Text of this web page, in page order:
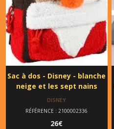
Sac à dos - Disney - blanche
neige et les sept nains
DISNEY
RÉFÉRENCE : 2100002336
26€